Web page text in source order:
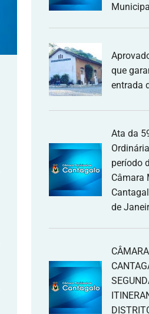
que
entrada
Ata da
período
Câmara
de